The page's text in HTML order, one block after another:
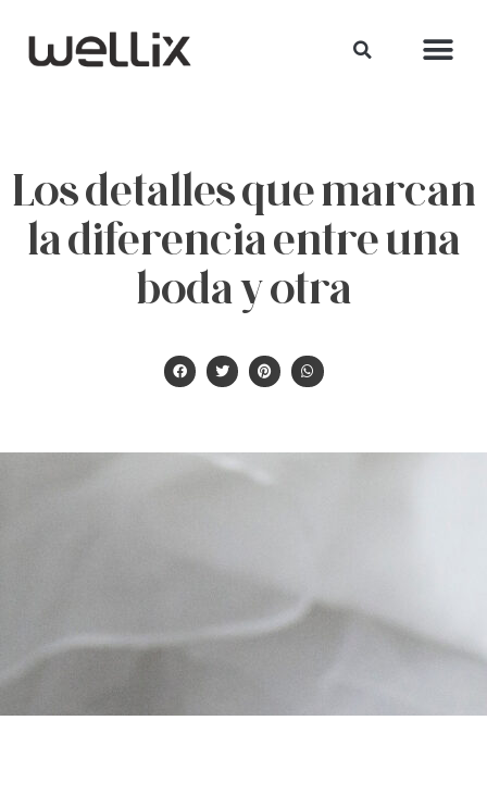
Los detalles que marcan
la diferencia entre una
boda y otra